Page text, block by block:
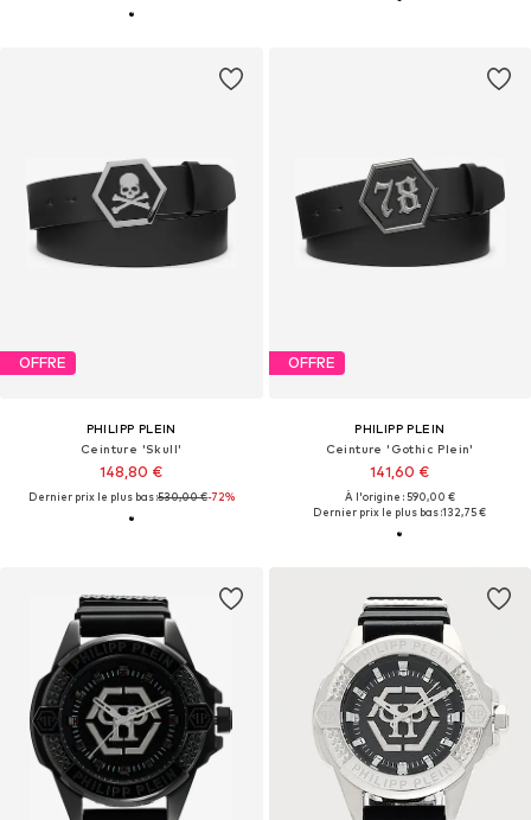
OFFRE
PHILIPP PLEIN
Ceinture 'Skull'
148,80 €
Dernier prix le plus bas :530,00 €-72%
OFFRE
PHILIPP PLEIN
Ceinture 'Gothic Plein'
141,60 €
À l'origine : 590,00 €
Dernier prix le plus bas :132,75 €